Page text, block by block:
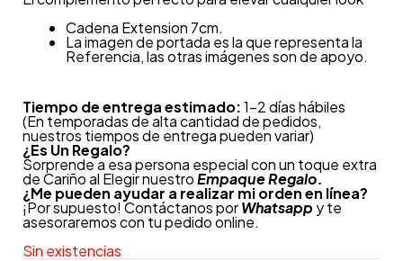
Cadena Extension 7cm.
La imagen de portada es la que representa la
Referencia, las otras imágenes son de apoyo.
Tiempo de entrega estimado:1-2 días hábiles
(En temporadas de alta cantidad de pedidos,
nuestros tiempos de entrega pueden variar)
¿Es Un Regalo?
Sorprende a esa persona especial con un toque extra
de Cariño al Elegir nuestroEmpaque Regalo.
¿Me pueden ayudar a realizar mi orden en línea?
¡Por supuesto! Contáctanos porWhatsapp y te
asesoraremos con tu pedido online.
Sin existencias